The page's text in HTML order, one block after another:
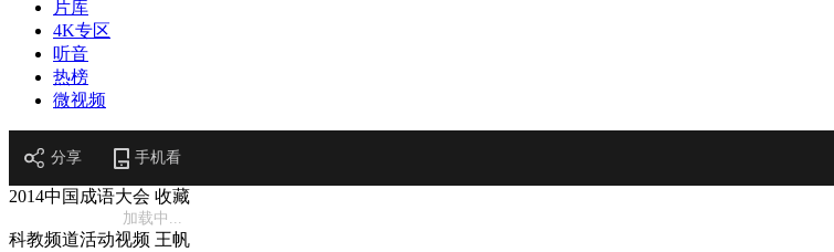
片库
4K专区
听音
热榜
微视频
分享 手机看
2014中国成语大会 收藏
加载中...
科教频道活动视频 王帆